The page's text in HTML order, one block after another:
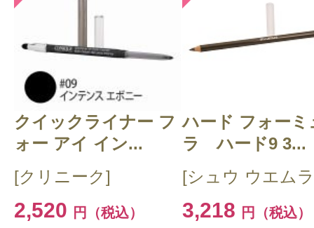
このコスメのレビューを書いて
クチコミを投稿する
CT 会員様は、マイページの「購
らクチコミ投稿すると1 商品に
ントプレゼント！
クイックライナー フ
ォー アイ イン...
[クリニーク]
2,520 円（税込）
ハード フォーミ
ラ ハード9 3...
[シュウ ウエム
3,218 円（税込）